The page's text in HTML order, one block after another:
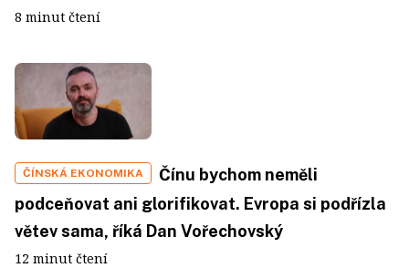
8 minut čtení
ČÍNSKÁ EKONOMIKA
Čínu bychom neměli
podceňovat ani glorifikovat. Evropa si podřízla
větev sama, říká Dan Vořechovský
12 minut čtení